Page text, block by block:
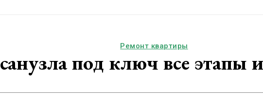
Ремонт квартиры
под ключ все этапы